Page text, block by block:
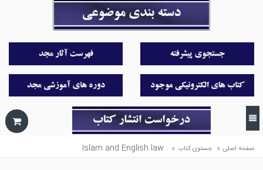
صفحه اصلی » جستوی کتاب »
Islam and English law